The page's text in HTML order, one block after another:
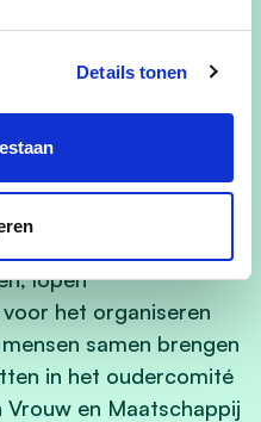
Details tonen
landbouw en
korte keten
lopen
het organiseren
samen brengen
in het oudercomité
en Maatschappij